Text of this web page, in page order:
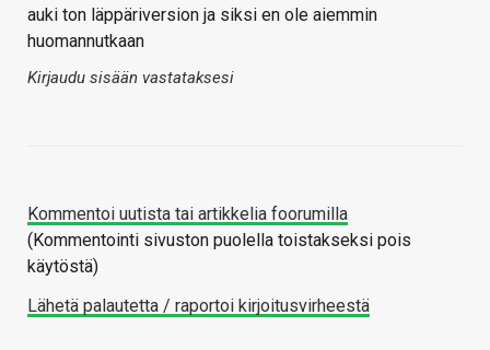
auki ton läppäriversion ja siksi en ole aiemmin
huomannutkaan
Kirjaudu sisään vastataksesi
Kommentoi uutista tai artikkelia foorumilla
(Kommentointi sivuston puolella toistakseksi pois
käytöstä)
Lähetä palautetta / raportoi kirjoitusvirheestä